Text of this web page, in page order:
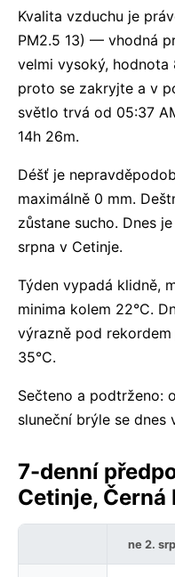
Kvalita vzduchu je
PM2.5 13) — vhodná
velmi vysoký,
proto se zakryjte a v
světlo trvá od 05:37
14h 26m.
Déšť je
maximálně 0 mm.
zůstane sucho. Dnes
srpna v Cetinje.
Týden vypadá klidně,
minima kolem 22°C.
výrazně pod
35°C.
Sečteno a podtrženo:
sluneční brýle se dnes
7-denní
Cetinje,
ne 2. srp